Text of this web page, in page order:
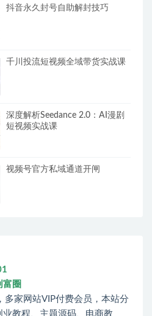
抖音永久封号自助解封技巧
千川投流短视频全域带货实战课
深度解析Seedance 2.0：AI漫剧
短视频实战课
视频号官方私域通道开闸
富圈
多家网站VIP付费会员，本站分
业教程、主题源码、电商教